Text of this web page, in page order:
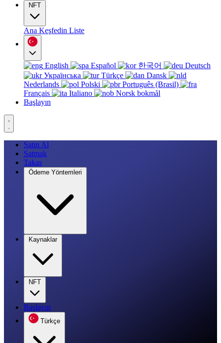
NFT
Ana Keşfedin Liste
English Español 한국어
Deutsch
Українська
Türkçe
Dansk
Nederlands
Polski
Português (Brasil)
Français
Italiano
Norsk bokmål
Başlayın
Satın Al
Satmak
Takas
Ödeme Yöntemleri
Kaynaklar
NFT
Başlayın
Türkçe